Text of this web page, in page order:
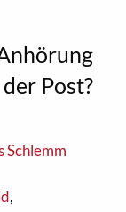
Post?
Schlemm
,